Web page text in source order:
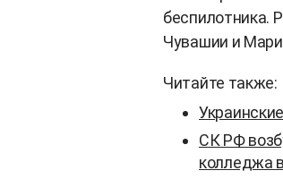
беспилотника.
Чувашии и
Читайте также:
СК РФ
колледжа